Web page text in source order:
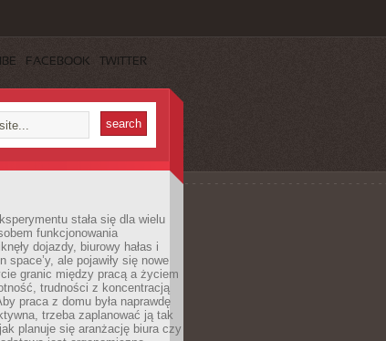
FACEBOOK TWITTER
stała się dla wielu
funkcjonowania
dojazdy, biurowy hałas i
space’y, ale pojawiły się nowe
granic między pracą a życiem
trudności z koncentracją
praca z domu była naprawdę
trzeba zaplanować ją tak
planuje się aranżację biura czy